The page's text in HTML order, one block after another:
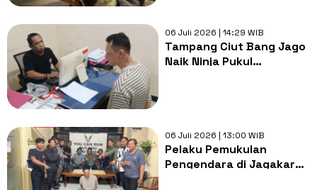
06 Juli 2026 | 14:29 WIB
Tampang Ciut Bang Jago
Naik Ninja Pukul
06 Juli 2026 | 13:00 WIB
Pelaku Pemukulan
Pengendara di Jagakarsa